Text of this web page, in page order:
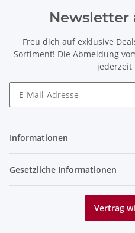
Newsletter
Freu dich auf exklusive
Sortiment! Die Abmeldung
jederzeit
Informationen
Gesetzliche Informationen
Vertrag